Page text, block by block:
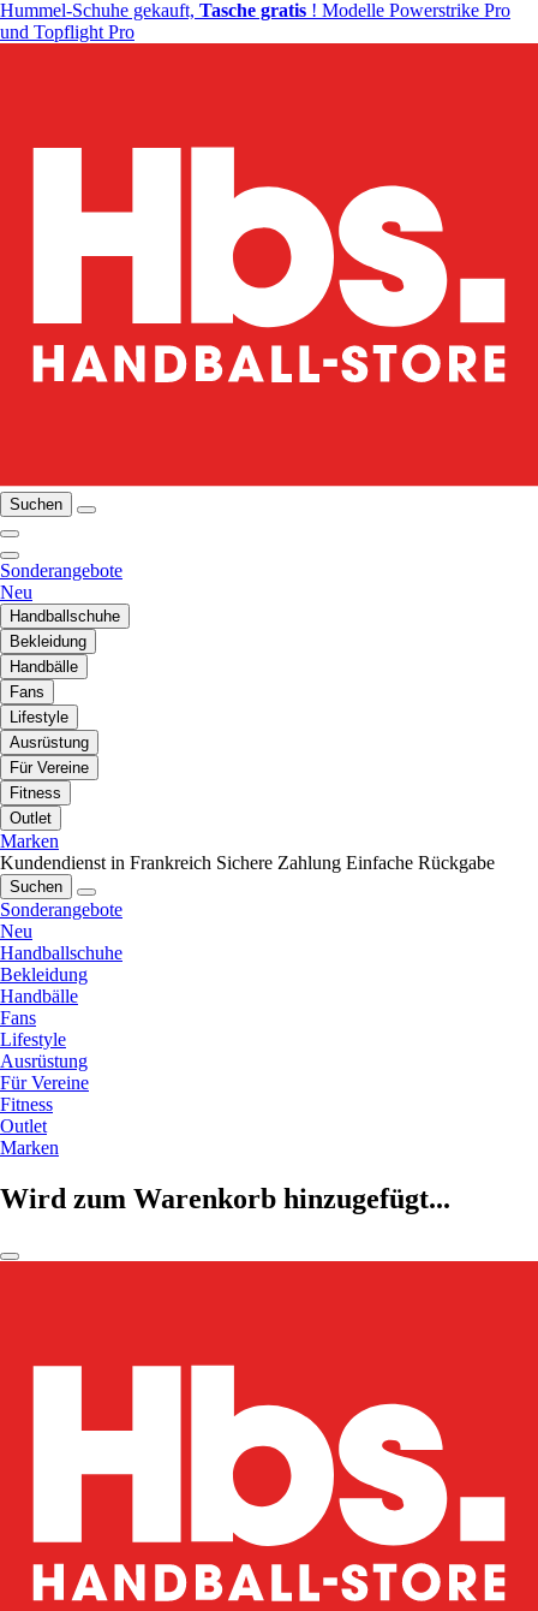
Hummel-Schuhe gekauft, Tasche gratis ! Modelle Powerstrike Pro
und Topflight Pro
Suchen
Sonderangebote
Neu
Handballschuhe
Bekleidung
Handbälle
Fans
Lifestyle
Ausrüstung
Für Vereine
Fitness
Outlet
Marken
Kundendienst in Frankreich Sichere Zahlung Einfache Rückgabe
Suchen
Sonderangebote
Neu
Handballschuhe
Bekleidung
Handbälle
Fans
Lifestyle
Ausrüstung
Für Vereine
Fitness
Outlet
Marken
Wird zum Warenkorb hinzugefügt...